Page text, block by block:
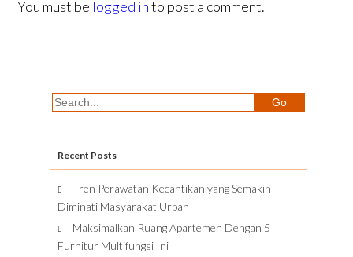
You must be logged into post a comment.
Recent Posts
Tren Perawatan Kecantikan yang Semakin
Diminati Masyarakat Urban
Maksimalkan Ruang Apartemen Dengan 5
Furnitur Multifungsi Ini